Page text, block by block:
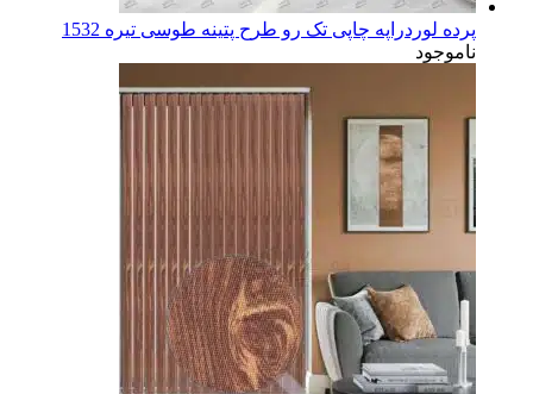
پرده لوردراپه چاپی تک رو طرح پتینه طوسی تیره 1532
ناموجود